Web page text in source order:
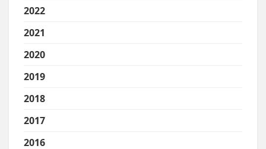
2022
2021
2020
2019
2018
2017
2016